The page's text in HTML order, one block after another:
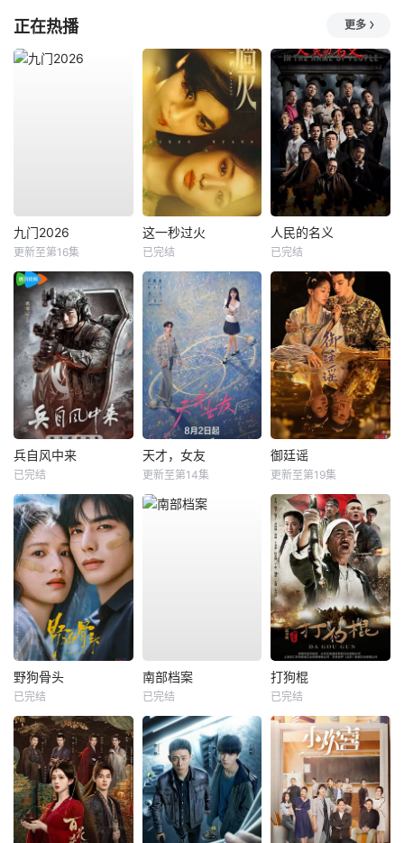
正在热播 更多
九门2026
更新至第16集
这一秒过火
已完结
人民的名义
已完结
兵自风中来
已完结
天才，女友
更新至第14集
御廷谣
更新至第19集
野狗骨头
已完结
南部档案
已完结
打狗棍
已完结